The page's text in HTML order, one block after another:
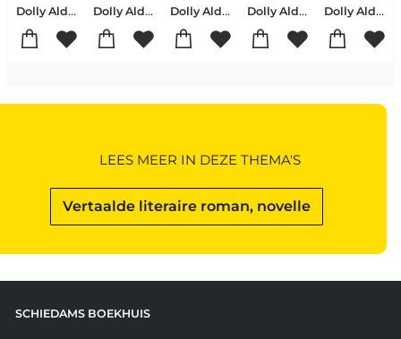
Dolly Alderton
Dolly Alderton
Dolly Alderton
Dolly Alderton
Dolly Alderton
Vertaalde literaire roman, novelle
LEES MEER IN DEZE THEMA'S
SCHIEDAMS BOEKHUIS